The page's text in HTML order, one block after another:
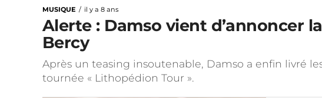
MUSIQUE il y a 8 ans
Alerte : Damso vient d’annoncer
Bercy
Après un teasing insoutenable, Damso a enfin livré
tournée « Lithopédion Tour ».